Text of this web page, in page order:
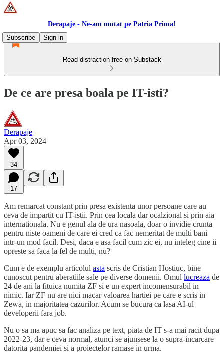
Derapaje - Ne-am mutat pe Patria Prima!
Subscribe
Sign in
Read distraction-free on Substack
De ce are presa boala pe IT-isti?
Derapaje
Apr 03, 2024
34
17
Am remarcat constant prin presa existenta unor persoane care au
ceva de impartit cu IT-istii. Prin cea locala dar ocalzional si prin aia
internationala. Nu e genul ala de ura nasoala, doar o invidie crunta
pentru niste oameni de care ei cred ca fac nemeritat de multi bani
intr-un mod facil. Desi, daca e asa facil cum zic ei, nu inteleg cine ii
opreste sa faca la fel de multi, nu?
Cum e de exemplu articolul asta scris de Cristian Hostiuc, bine
cunoscut pentru aberatiile sale pe diverse domenii. Omul lucreaza de
24 de ani la fituica numita ZF si e un expert incomensurabil in
nimic. Iar ZF nu are nici macar valoarea hartiei pe care e scris in
Zewa, in majoritatea cazurilor. Acum se bucura ca lasa AI-ul
developerii fara job.
Nu o sa ma apuc sa fac analiza pe text, piata de IT s-a mai racit dupa
2022-23, dar e ceva normal, atunci se ajunsese la o supra-incarcare
datorita pandemiei si a proiectelor ramase in urma.